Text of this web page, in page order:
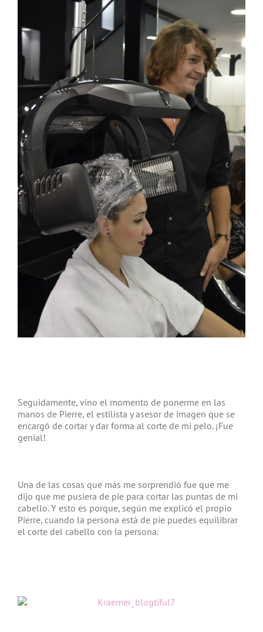
Seguidamente, vino el momento de ponerme en las
manos de Pierre, el estilista y asesor de imagen que se
encargó de cortar y dar forma al corte de mi pelo. ¡Fue
genial!
Una de las cosas que más me sorprendió fue que me
dijo que me pusiera de pie para cortar las puntas de mi
cabello. Y esto es porque, según me explicó el propio
Pierre, cuando la persona está de pie puedes equilibrar
el corte del cabello con la persona.